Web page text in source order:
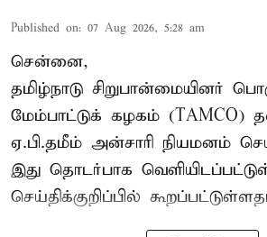
Published on: 07 Aug 2026, 5:28 am
சென்னை,
தமிழ்நாடு சிறுபான்மையினர்
மேம்பாட்டுக் கழகம் (TAMCO)
ஏ.பி.தமீம் அன்சாரி நியமனம்
இது தொடர்பாக
செய்திக்குறிப்பில்